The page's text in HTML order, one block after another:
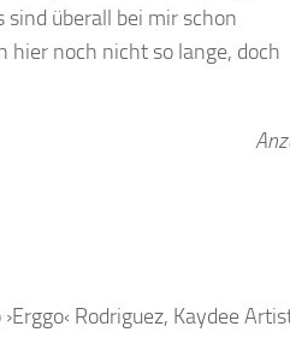
überall bei mir schon
noch nicht so lange, doch
Rodriguez, Kaydee